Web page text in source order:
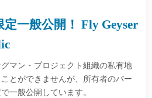
一般公開！ Fly Geyser
マン・プロジェクト組織の私有地
とができませんが、所有者のバー
一般公開しています。